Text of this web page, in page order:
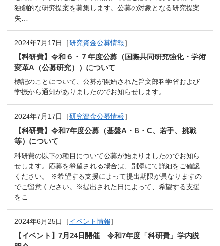
独創的な研究提案を募集します。公募の対象となる研究提案
失…
2024年7月17日［研究資金公募情報］
【科研費】令和６・７年度公募（国際共同研究強化・学術
変革A（公募研究））について
標記のことについて、公募が開始された旨文部科学省および
学振から通知がありましたのでお知らせします。
2024年7月17日［研究資金公募情報］
【科研費】令和7年度公募（基盤A・B・C、若手、挑戦
等）について
科研費の以下の種目について公募が始まりましたのでお知ら
せします。応募を希望される場合は、別添にて詳細をご確認
ください。 ※希望する支援によって提出期限が異なりますの
でご留意ください。※提出された日によって、希望する支援
をこ…
2024年6月25日［イベント情報］
【イベント】7月24日開催 令和7年度「科研費」学内説